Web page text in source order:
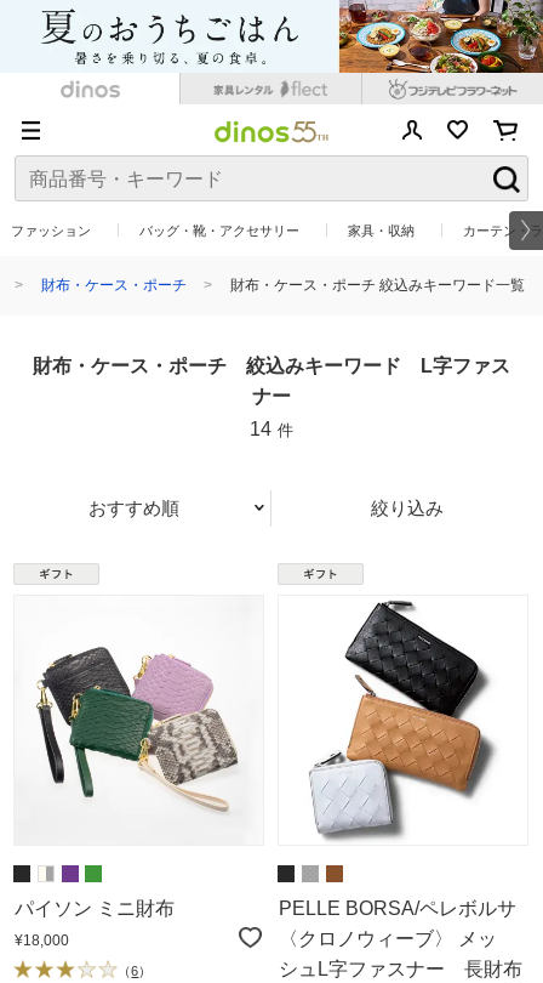
ファッション バッグ・靴・アクセサリー 家具・収納 カーテン・
財布・ケース・ポーチ 財布・ケース・ポーチ 絞込みキーワード一覧
財布・ケース・ポーチ 絞込みキーワード L字ファス
ナー
14 件
おすすめ順 絞り込み
パイソン ミニ財布
¥18,000
（6）
PELLE BORSA/ペレボルサ
〈クロノウィーブ〉 メッ
シュL字ファスナー 長財布